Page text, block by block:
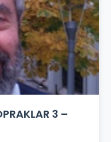
3 –